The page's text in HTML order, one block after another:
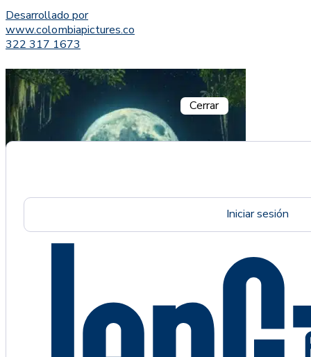
Desarrollado por
www.colombiapictures.co
322 317 1673
Cerrar
Iniciar sesión